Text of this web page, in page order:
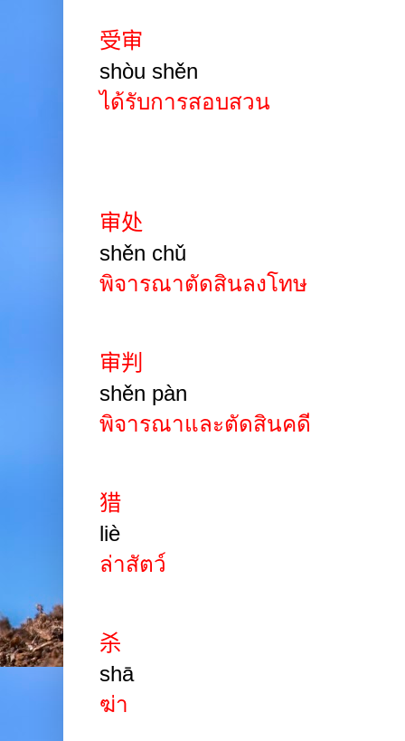
受审
shòu shěn
ได้รับการสอบสวน
审处
shěn chǔ
พิจารณาตัดสินลงโทษ
审判
shěn pàn
พิจารณาและตัดสินคดี
猎
liè
ล่าสัตว์
杀
shā
ฆ่า